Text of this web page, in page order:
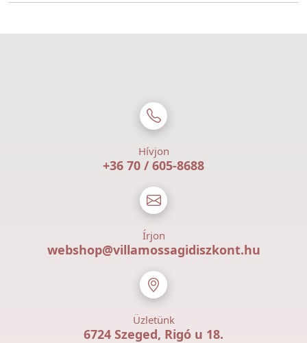
Hívjon
+36 70 / 605-8688
Írjon
webshop@villamossagidiszkont.hu
Üzletünk
6724 Szeged, Rigó u 18.